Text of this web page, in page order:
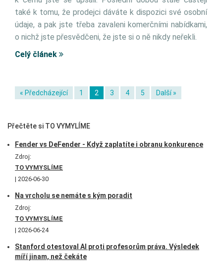
také k tomu, že prodejci dáváte k dispozici své osobní
údaje, a pak jste třeba zavaleni komerčními nabídkami,
o nichž jste přesvědčeni, že jste si o ně nikdy neřekli.
Celý článek
« Předcházející 1 2 3 4 5 Další »
Přečtěte si TO VYMYLÍME
Fender vs DeFender - Když zaplatíte i obranu konkurence
Zdroj:
TO VYMYSLÍME
2026-06-30
Na vrcholu se nemáte s kým poradit
Zdroj:
TO VYMYSLÍME
2026-06-24
Stanford otestoval AI proti profesorům práva. Výsledek
míří jinam, než čekáte